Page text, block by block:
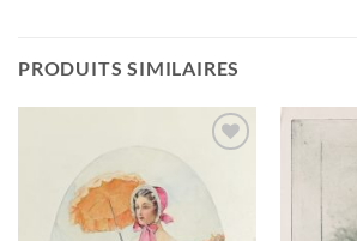
PRODUITS SIMILAIRES
wishlist